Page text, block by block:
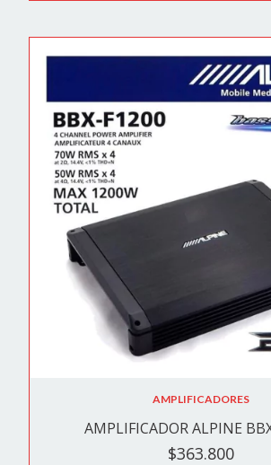
AMPLIFICADORES
AMPLIFICADOR ALPINE
$363.800